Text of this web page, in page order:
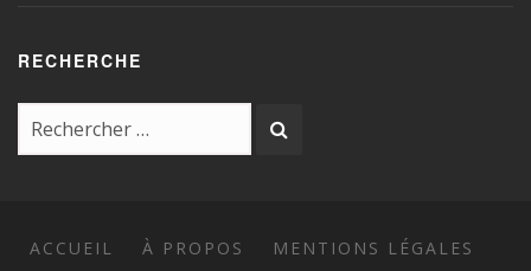
RECHERCHE
ACCUEIL À PROPOS
MENTIONS LÉGALES